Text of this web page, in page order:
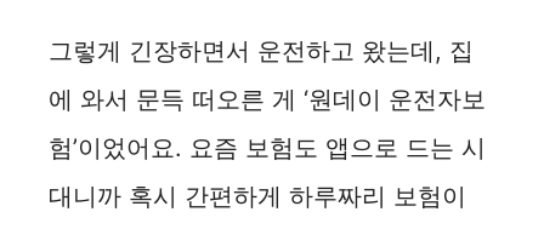
그렇게 긴장하면서 운전하고 왔는데, 집
에 와서 문득 떠오른 게 ‘원데이 운전자보
험’이었어요. 요즘 보험도 앱으로 드는 시
대니까 혹시 간편하게 하루짜리 보험이